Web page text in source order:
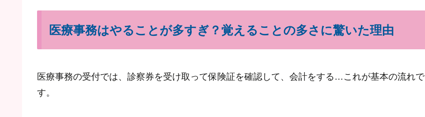
医療事務はやることが多すぎ？覚えることの多さに驚いた理由
医療事務の受付では、診察券を受け取って保険証を確認して、会計をする…これが基本の流れで
す。